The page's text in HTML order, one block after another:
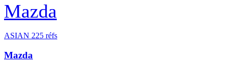
Mazda
ASIAN 225 réfs
Mazda